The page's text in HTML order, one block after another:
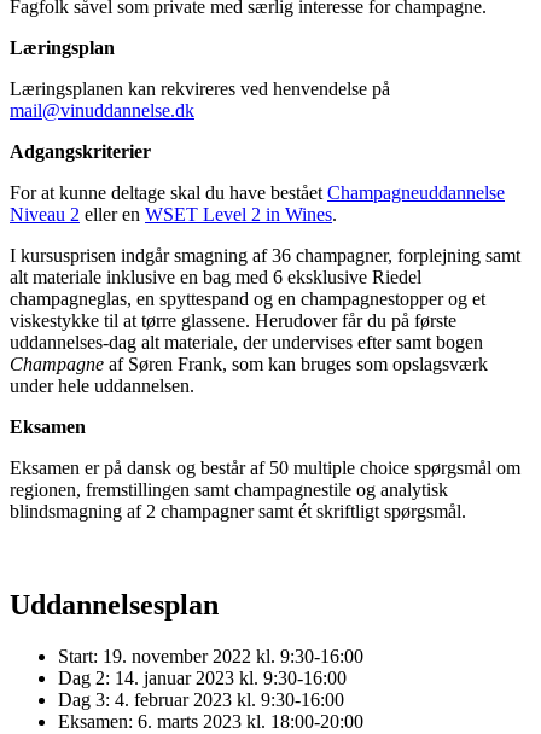
Fagfolk såvel som private med særlig interesse for champagne.
Læringsplan
Læringsplanen kan rekvireres ved henvendelse på
mail@vinuddannelse.dk
Adgangskriterier
For at kunne deltage skal du have bestået Champagneuddannelse
Niveau 2 eller en WSET Level 2 in Wines.
I kursusprisen indgår smagning af 36 champagner, forplejning samt
alt materiale inklusive en bag med 6 eksklusive Riedel
champagneglas, en spyttespand og en champagnestopper og et
viskestykke til at tørre glassene. Herudover får du på første
uddannelses-dag alt materiale, der undervises efter samt bogen
Champagne af Søren Frank, som kan bruges som opslagsværk
under hele uddannelsen.
Eksamen
Eksamen er på dansk og består af 50 multiple choice spørgsmål om
regionen, fremstillingen samt champagnestile og analytisk
blindsmagning af 2 champagner samt ét skriftligt spørgsmål.
Uddannelsesplan
Start: 19. november 2022 kl. 9:30-16:00
Dag 2: 14. januar 2023 kl. 9:30-16:00
Dag 3: 4. februar 2023 kl. 9:30-16:00
Eksamen: 6. marts 2023 kl. 18:00-20:00